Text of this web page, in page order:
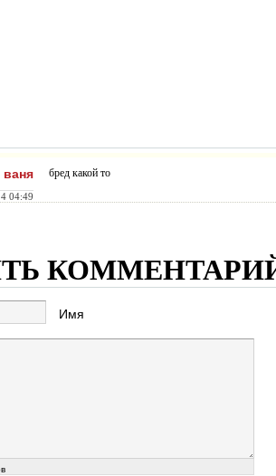
ваня
04:49
бред какой то
Имя